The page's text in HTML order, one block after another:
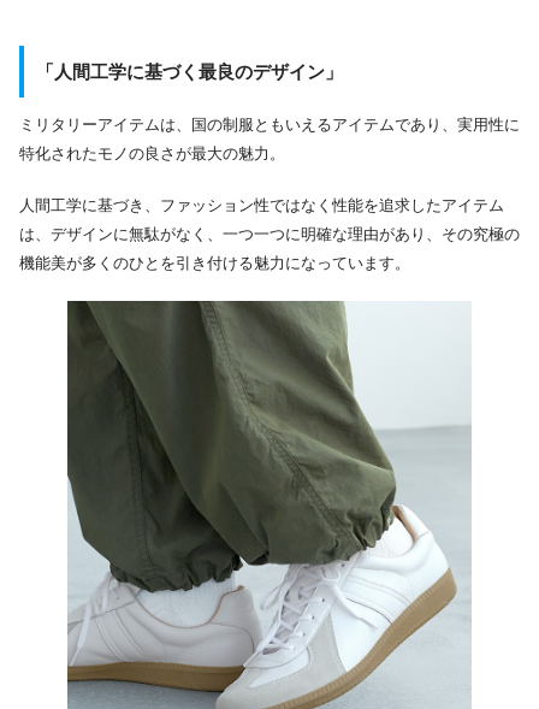
「人間工学に基づく最良のデザイン」
ミリタリーアイテムは、国の制服ともいえるアイテムであり、実用性に
特化されたモノの良さが最大の魅力。
人間工学に基づき、ファッション性ではなく性能を追求したアイテム
は、デザインに無駄がなく、一つ一つに明確な理由があり、その究極の
機能美が多くのひとを引き付ける魅力になっています。